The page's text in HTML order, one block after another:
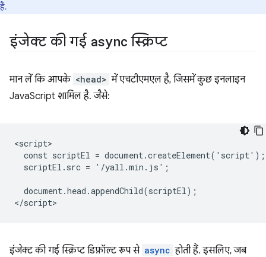
हैं.
इंजेक्ट की गई async स्क्रिप्ट
मान लें कि आपके <head> में एचटीएमएल है, जिसमें कुछ इनलाइन
JavaScript शामिल है. जैसे:
<script>
  const scriptEl = document.createElement('script');
  scriptEl.src = '/yall.min.js';
  document.head.appendChild(scriptEl);
इंजेक्ट की गई स्क्रिप्ट डिफ़ॉल्ट रूप से async होती हैं. इसलिए, जब